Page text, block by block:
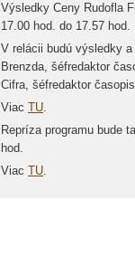
Výsledky Ceny Rudofla
17.00 hod. do 17.57 hod.
V relácii budú výsledky
Brenzda, šéfredaktor
Cifra, šéfredaktor
Viac TU.
Repríza programu bude
hod.
Viac TU.